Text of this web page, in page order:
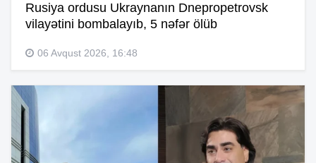
Rusiya ordusu Ukraynanın Dnepropetrovsk
vilayətini bombalayıb, 5 nəfər ölüb
06 Avqust 2026, 16:48